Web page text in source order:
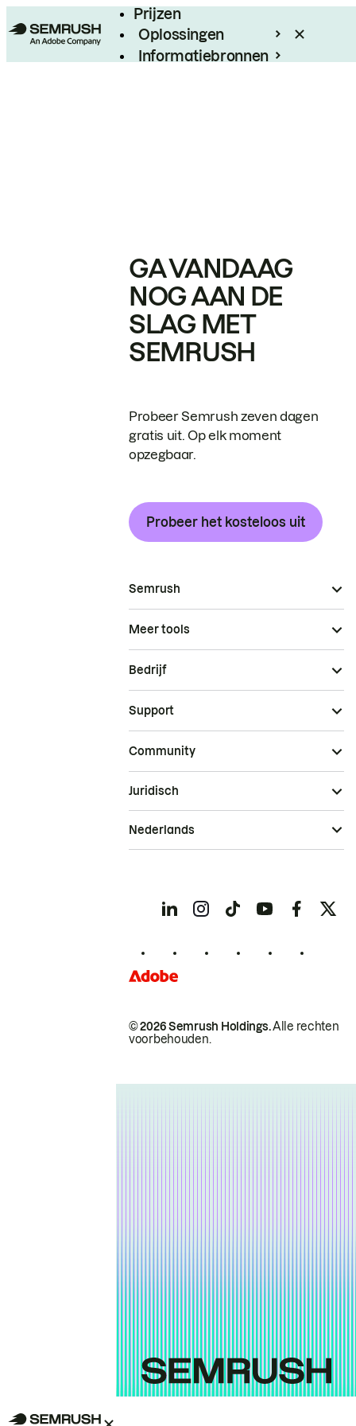
Prijzen
Oplossingen
Informatiebronnen
GA VANDAAG
NOG AAN DE
SLAG MET
SEMRUSH
Probeer Semrush zeven dagen
gratis uit. Op elk moment
opzegbaar.
Probeer het kosteloos uit
Semrush
Meer tools
Bedrijf
Support
Community
© 2026 Semrush Holdings.Alle rechten
voorbehouden.
Juridisch
Nederlands